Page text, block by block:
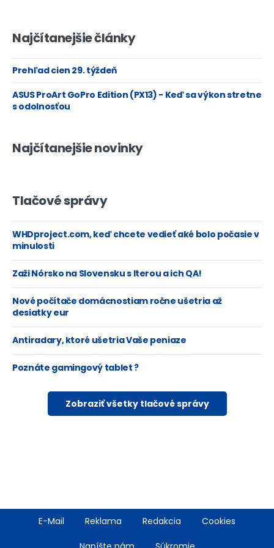
Najčítanejšie články
Prehľad cien 29. týždeň
ASUS ProArt GoPro Edition (PX13) - Keď sa výkon stretne
s odolnosťou
Najčítanejšie novinky
Tlačové správy
WHDproject.com, keď chcete vedieť aké bolo počasie v
minulosti
Zaži Nórsko na Slovensku s Iterou a ich QA!
Nové počítače domácnostiam ročne ušetria až
desiatky eur
Antiradary, ktoré ušetria Vaše peniaze
Poznáte gamingový tablet ?
Zobraziť všetky tlačové správy
FooterE-Mail Reklama Redakcia Cookies